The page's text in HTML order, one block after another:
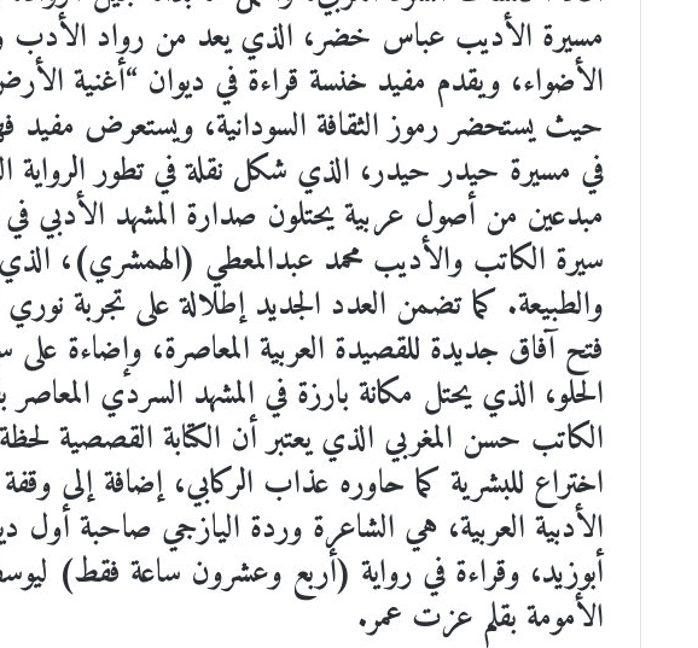
مسيرة الأديب عباس خضر، الذي يعد من رواد الأدب
الأضواء، ويقدم مفيد خنسة قراءة في ديوان “أغنية
حيث يستحضر رموز الثقافة السودانية، ويستعرض مفيد
في مسيرة حيدر حيدر، الذي شكل نقلة في تطور الرواية
مبدعين من أصول عربية يحتلون صدارة المشهد الأدبي في
سيرة الكاتب والأديب محمد عبدالمعطي (الهمشري)، الذي
والطبيعة. كما تضمن العدد الجديد إطلالة على تجربة
فتح آفاق جديدة للقصيدة العربية المعاصرة، وإضاءة على
الحلو، الذي يحتل مكانة بارزة في المشهد السردي
الكاتب حسن المغربي الذي يعتبر أن الكتابة القصصية
اختراع للبشرية كما حاوره عذاب الركابي، إضافة إلى
الأدبية العربية، هي الشاعرة وردة اليازجي صاحبة
أبوزيد، وقراءة في رواية (أربع وعشرون ساعة فقط)
الأمومة بقلم عزت عمر.